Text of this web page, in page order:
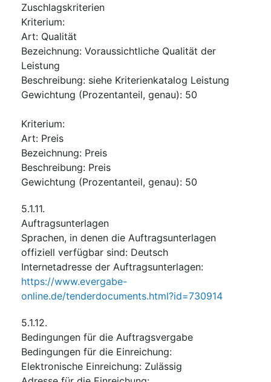
Zuschlagskriterien
Kriterium:
Art: Qualität
Bezeichnung: Voraussichtliche Qualität der
Leistung
Beschreibung: siehe Kriterienkatalog Leistung
Gewichtung (Prozentanteil, genau): 50
Kriterium:
Art: Preis
Bezeichnung: Preis
Beschreibung: Preis
Gewichtung (Prozentanteil, genau): 50
5.1.11.
Auftragsunterlagen
Sprachen, in denen die Auftragsunterlagen
offiziell verfügbar sind: Deutsch
Internetadresse der Auftragsunterlagen:
https://www.evergabe-
online.de/tenderdocuments.html?id=730914
5.1.12.
Bedingungen für die Auftragsvergabe
Bedingungen für die Einreichung:
Elektronische Einreichung: Zulässig